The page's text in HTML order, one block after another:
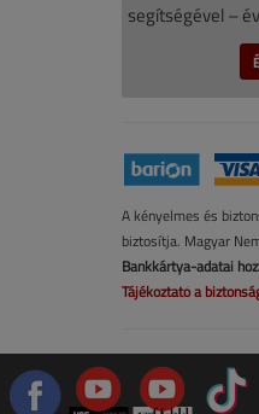
segítségével –
A kényelmes és
biztosítja. Magyar
Bankkártya-adatai
Tájékoztató a